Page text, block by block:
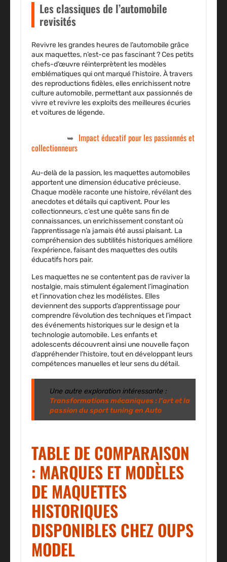
Les classiques de l’automobile
revisités
Revivre les grandes heures de l’automobile grâce
aux maquettes, n’est-ce pas fascinant ? Ces petits
chefs-d’œuvre réinterprètent les modèles
emblématiques qui ont marqué l’histoire. À travers
des reproductions fidèles, elles enrichissent notre
culture automobile, permettant aux passionnés de
vivre et revivre les exploits des meilleures écuries
et voitures de légende.
Impact éducatif pour les passionnés et
collectionneurs
Au-delà de la passion, les maquettes automobiles
apportent une dimension éducative précieuse.
Chaque modèle raconte une histoire, révélant des
anecdotes et détails qui captivent. Pour les
collectionneurs, c’est une quête sans fin de
connaissances, un enrichissement constant où
l’apprentissage n’a jamais été aussi plaisant. La
compréhension des subtilités historiques améliore
l’expérience, faisant des maquettes des outils
éducatifs hors pair.
Les maquettes ne se contentent pas de raviver la
nostalgie, mais stimulent également l’imagination
et l’innovation chez les modélistes. Elles
deviennent des supports d’apprentissage pour
comprendre l’évolution des techniques et l’impact
des événements historiques sur le design et la
technologie automobile. Les enfants et
adolescents découvrent ainsi une nouvelle façon
d’appréhender l’histoire, tout en développant leurs
compétences manuelles et leur sens du détail.
Une autre exploration intéressante :
Transformations mécaniques : l’art et la
passion du sport tuning en Auto
TABLE DE COMPARAISON
: MARQUES ET MODÈLES
DE MAQUETTES
HISTORIQUES
DISPONIBLES CHEZ OUPS
MODEL